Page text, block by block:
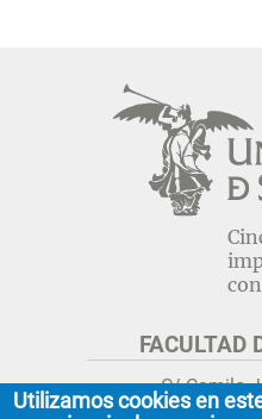
FACULTAD
C/ Camilo
Utilizamos cookies en